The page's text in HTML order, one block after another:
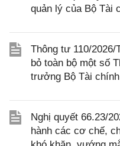
quản lý của Bộ Tài
Thông tư 110/2026/
bỏ toàn bộ một số
trưởng Bộ Tài
Nghị quyết 66.23/
hành các cơ chế,